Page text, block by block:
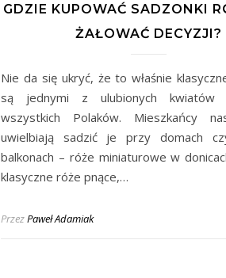
GDZIE KUPOWAĆ SADZONKI
ŻAŁOWAĆ DECYZJI?
Nie da się ukryć, że to właśnie
są jednymi z ulubionych kwiatów
wszystkich Polaków. Mieszkańcy
uwielbiają sadzić je przy domach
balkonach – róże miniaturowe w
klasyczne róże pnące,…
PrzezPaweł Adamiak